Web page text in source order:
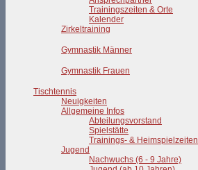
Trainingszeiten & Orte
Kalender
Zirkeltraining
Gymnastik Männer
Gymnastik Frauen
Tischtennis
Neuigkeiten
Allgemeine Infos
Abteilungsvorstand
Spielstätte
Trainings- & Heimspielzeiten
Jugend
Nachwuchs (6 - 9 Jahre)